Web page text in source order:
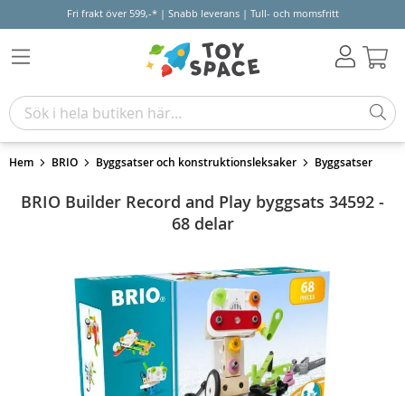
Fri frakt över 599,-* | Snabb leverans | Tull- och momsfritt
Hem BRIO Byggsatser och konstruktionsleksaker Byggsatser
BRIO Builder Record and Play byggsats 34592 -
68 delar